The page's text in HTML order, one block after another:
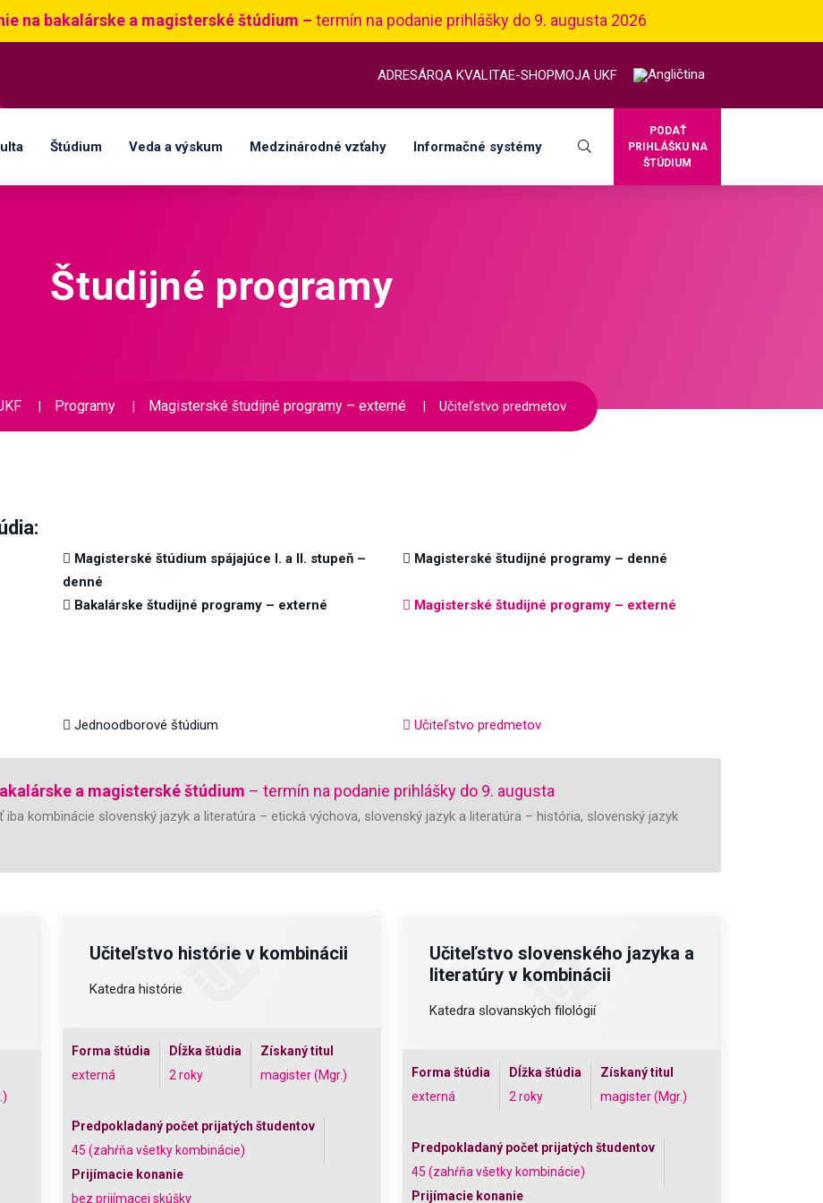
na bakalárske a magisterské štúdium – termín na podanie prihlášky do 9. augusta 2026
ADRESÁRQA KVALITAE-SHOPMOJA UKF
Štúdium Veda a výskum Medzinárodné vzťahy Informačné systémy
PODAŤ
PRIHLÁŠKU NA
ŠTÚDIUM
Študijné programy
Programy Magisterské študijné programy – externé Učiteľstvo predmetov
Magisterské štúdium spájajúce I. a II. stupeň –
denné
Magisterské študijné programy – denné
Bakalárske študijné programy – externé
Magisterské študijné programy – externé
Jednoodborové štúdium Učiteľstvo predmetov
a magisterské štúdium – termín na podanie prihlášky do 9. augusta
kombinácie slovenský jazyk a literatúra – etická výchova, slovenský jazyk a literatúra – história, slovenský jazyk
Učiteľstvo histórie v kombinácii
Katedra histórie
Forma štúdia
externá
Dĺžka štúdia
2 roky
Získaný titul
magister (Mgr.)
Predpokladaný počet prijatých študentov
45 (zahŕňa všetky kombinácie)
Prijímacie konanie
bez prijímacej skúšky
Učiteľstvo slovenského jazyka a
literatúry v kombinácii
Katedra slovanských filológií
Forma štúdia
externá
Dĺžka štúdia
2 roky
Získaný titul
magister (Mgr.)
Predpokladaný počet prijatých študentov
45 (zahŕňa všetky kombinácie)
Prijímacie konanie